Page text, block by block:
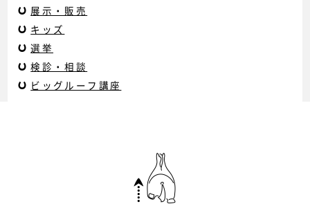
展示・販売
キッズ
選挙
検診・相談
ビッグルーフ講座